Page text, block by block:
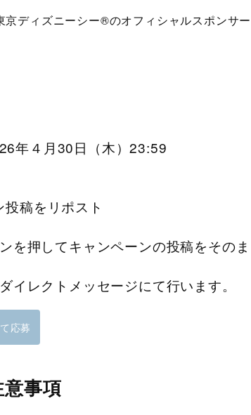
ディズニーシー®のオフィシャルスポンサー
年４月30日（木）23:59
稿をリポスト
を押してキャンペーンの投稿をそのま
イレクトメッセージにて行います。
応募
事項